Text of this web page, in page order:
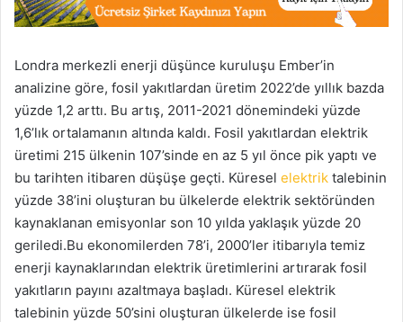
Londra merkezli enerji düşünce kuruluşu Ember’in
analizine göre, fosil yakıtlardan üretim 2022’de yıllık bazda
yüzde 1,2 arttı. Bu artış, 2011-2021 dönemindeki yüzde
1,6’lık ortalamanın altında kaldı. Fosil yakıtlardan elektrik
üretimi 215 ülkenin 107’sinde en az 5 yıl önce pik yaptı ve
bu tarihten itibaren düşüşe geçti. Küresel elektrik talebinin
yüzde 38’ini oluşturan bu ülkelerde elektrik sektöründen
kaynaklanan emisyonlar son 10 yılda yaklaşık yüzde 20
geriledi.Bu ekonomilerden 78’i, 2000’ler itibarıyla temiz
enerji kaynaklarından elektrik üretimlerini artırarak fosil
yakıtların payını azaltmaya başladı. Küresel elektrik
talebinin yüzde 50’sini oluşturan ülkelerde ise fosil